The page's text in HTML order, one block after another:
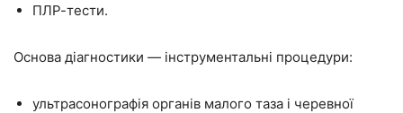
ПЛР-тести.
Основа діагностики — інструментальні процедури:
ультрасонографія органів малого таза і черевної